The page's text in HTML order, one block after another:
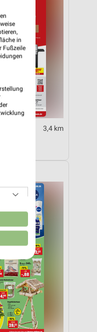
3,4 km
in
Fußzeile